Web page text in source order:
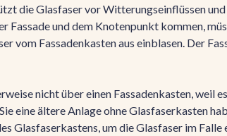
die Glasfaser vor Witterungseinflüssen
Fassade und dem Knotenpunkt kommen,
vom Fassadenkasten aus einblasen. Der
nicht über einen Fassadenkasten, weil
eine ältere Anlage ohne Glasfaserkasten
Glasfaserkastens, um die Glasfaser im